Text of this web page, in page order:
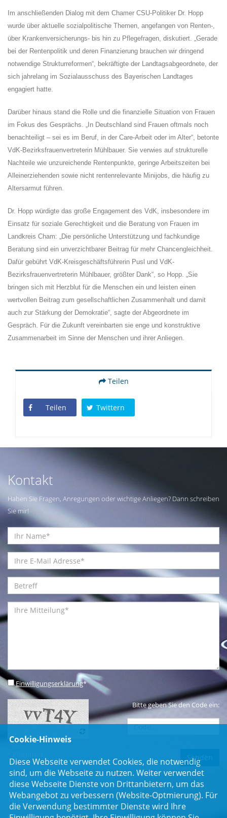
Im anschließenden Dialog mit dem Chamer CSU-Politiker Dr. Hopp
wurde über aktuelle sozialpolitische Themen, angefangen von Renten-,
über Krankenversicherungs- bis hin zu Pflegefragen, diskutiert. „Gerade
bei der Rentenpolitik und deren Finanzierung brauchen wir dringend
notwendige Strukturreformen“, bekräftigte der Landtagsabgeordnete, der
sich jahrelang im Sozialausschuss des Bayerischen Landtages
engagiert hatte.
Darüber hinaus stand die Rolle und die finanzielle Situation von Frauen
im Fokus des Gesprächs. „In Deutschland sind Frauen oftmals noch
benachteiligt – sei es im Beruf, in der Care-Arbeit oder im Alter“, betonte
VdK-Bezirksfrauenvertreterin Mühlbauer. Sie verwies auf strukturelle
Nachteile wie unzureichende Rentenpunkte, geringe Arbeitszeiten bei
Alleinerziehenden sowie nicht rentenrelevante Minijobs, die häufig zu
Altersarmut führen.
Dr. Hopp würdigte das große Engagement des VdK, insbesondere im
Einsatz für soziale Gerechtigkeit und die Beratung von Frauen im
Landkreis Cham: „Die persönliche Unterstützung und fachkundige
Beratung sind ein unverzichtbarer Beitrag für mehr Chancengleichheit.
Dafür gebührt VdK-Kreisgeschäftsführerin Pusl und VdK-
Bezirksfrauenvertreterin Mühlbauer, größter Dank“, so Hopp. „Sie
bringen sich mit Herzblut für die Menschen ein und leisten einen
wertvollen Beitrag zum gesellschaftlichen Zusammenhalt und damit
auch zur Stärkung der Demokratie“, sagte der Abgeordnete im
Gespräch. Für die Zukunft vereinbarten sie enge und konstruktive
Zusammenarbeit im Sinne der Menschen und ihrer Anliegen.
Teilen
Teilen Twittern
Kontakt
Haben Sie Fragen, Anregungen oder wichtige Anliegen? Dann schreiben
Sie mir!
Einwilligungserklärung*
Bitte geben Sie den Code ein:
Newsletter
Cookie-Hinweis
Diese Webseite verwendet Cookies, die notwendig
sind, um die Webseite zu nutzen. Weiter verwendet
diese Webseite Dienste von Drittanbietern, um das
Webangebot zu verbessern (Website-Optmierung). Für
die Verwendung bestimmter Dienste wird Ihre